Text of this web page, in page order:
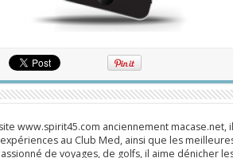
www.spirit45.com anciennement macase.net,
au Club Med, ainsi que les
de voyages, de golfs, il aime dénicher